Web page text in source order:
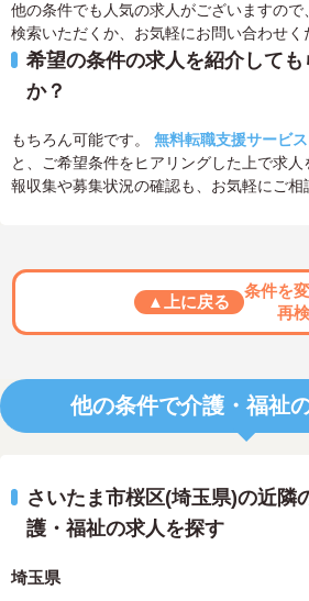
他の条件でも人気の求人がございますので
検索いただくか、お気軽にお問い合わせく
希望の条件の求人を紹介して
か？
もちろん可能です。 無料転職支援サービス
と、ご希望条件をヒアリングした上で求
報収集や募集状況の確認も、お気軽にご相
▲上に戻る
条件を
再
他の条件で介護・福祉
さいたま市桜区(埼玉県)の近隣
護・福祉の求人を探す
埼玉県